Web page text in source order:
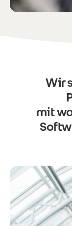
Wir
mit